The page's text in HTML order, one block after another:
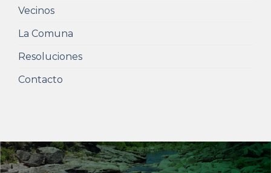
Vecinos
La Comuna
Resoluciones
Contacto